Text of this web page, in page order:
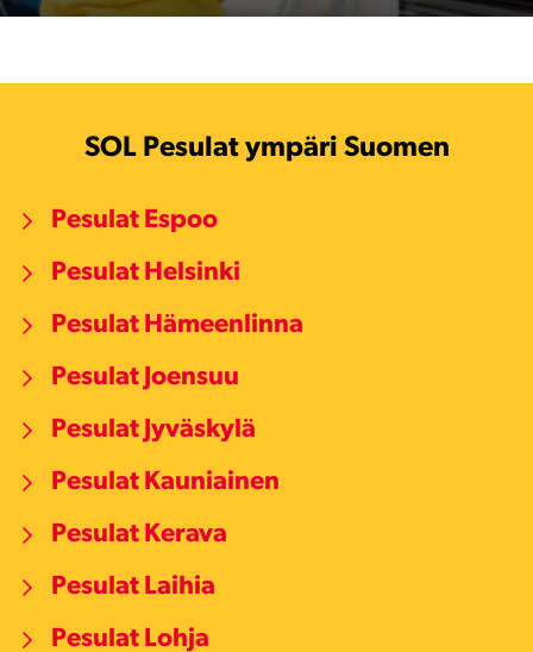
SOL Pesulat ympäri Suomen
Pesulat Espoo
Pesulat Helsinki
Pesulat Hämeenlinna
Pesulat Joensuu
Pesulat Jyväskylä
Pesulat Kauniainen
Pesulat Kerava
Pesulat Laihia
Pesulat Lohja